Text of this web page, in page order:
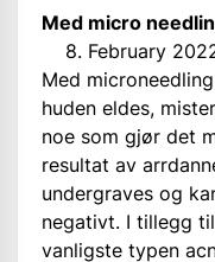
Med micro
8. February
Med
huden eldes,
noe som gjør det
resultat av
undergraves og
negativt. I tillegg
vanligste typen